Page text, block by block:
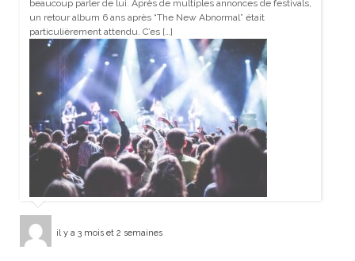
beaucoup parler de lui. Après de multiples annonces de festivals,
un retour album 6 ans après “The New Abnormal” était
particulièrement attendu. C’es […]
il y a 3 mois et 2 semaines